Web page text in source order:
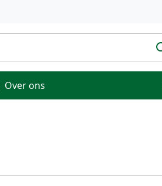
Over ons